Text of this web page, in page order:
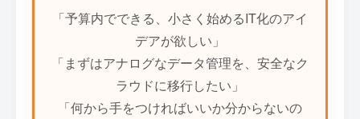
「予算内でできる、小さく始めるIT化のアイ
デアが欲しい」
「まずはアナログなデータ管理を、安全なク
ラウドに移行したい」
「何から手をつければいいか分からないの